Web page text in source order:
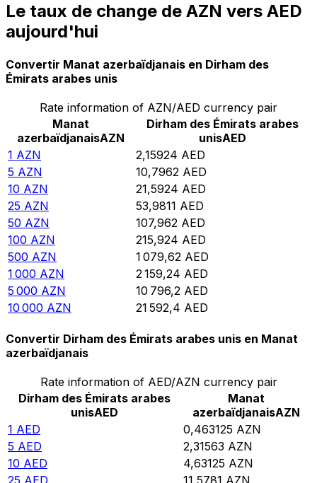
Le taux de change de AZN vers AED
aujourd'hui
Convertir Manat azerbaïdjanais en Dirham des
Émirats arabes unis
Rate information of AZN/AED currency pair
Manat
azerbaïdjanaisAZN
Dirham des Émirats arabes
unisAED
1 AZN 2,15924 AED
5 AZN 10,7962 AED
10 AZN 21,5924 AED
25 AZN 53,9811 AED
50 AZN 107,962 AED
100 AZN 215,924 AED
500 AZN 1 079,62 AED
1 000 AZN 2 159,24 AED
5 000 AZN 10 796,2 AED
10 000 AZN 21 592,4 AED
Convertir Dirham des Émirats arabes unis en Manat
azerbaïdjanais
Rate information of AED/AZN currency pair
Dirham des Émirats arabes
unisAED
Manat
azerbaïdjanaisAZN
1 AED 0,463125 AZN
5 AED 2,31563 AZN
10 AED 4,63125 AZN